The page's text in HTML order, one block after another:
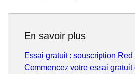
En savoir plus
Essai gratuit : souscription Red
Commencez votre essai gratuit